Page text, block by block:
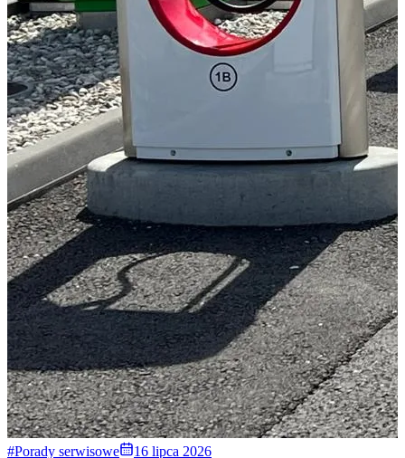
#Porady serwisowe 16 lipca 2026